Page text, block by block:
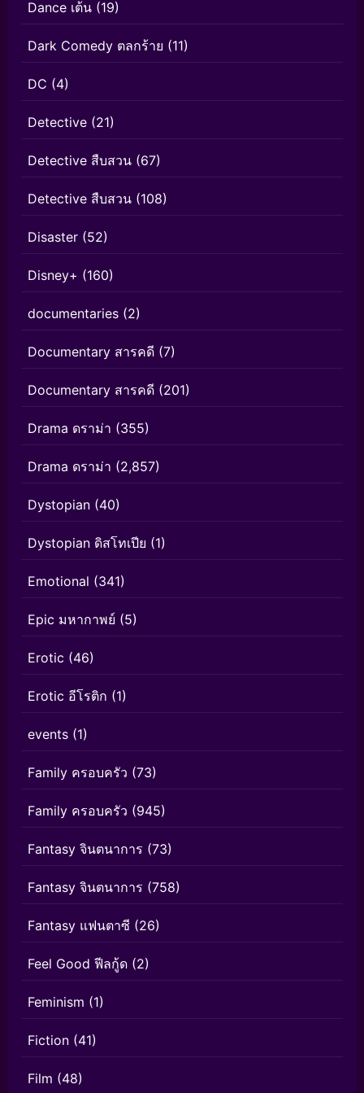
Dance เต้น (19)
Dark Comedy ตลกร้าย (11)
DC (4)
Detective (21)
Detective สืบสวน (67)
Detective สืบสวน (108)
Disaster (52)
Disney+ (160)
documentaries (2)
Documentary สารคดี (7)
Documentary สารคดี (201)
Drama ดราม่า (355)
Drama ดราม่า (2,857)
Dystopian (40)
Dystopian ดิสโทเปีย (1)
Emotional (341)
Epic มหากาพย์ (5)
Erotic (46)
Erotic อีโรติก (1)
events (1)
Family ครอบครัว (73)
Family ครอบครัว (945)
Fantasy จินตนาการ (73)
Fantasy จินตนาการ (758)
Fantasy แฟนตาซี (26)
Feel Good ฟีลกู้ด (2)
Feminism (1)
Fiction (41)
Film (48)